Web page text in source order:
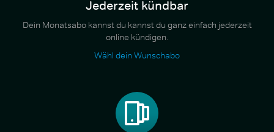
Jederzeit kündbar
Dein Monatsabo kannst du kannst du ganz einfach jederzeit
online kündigen.
Wähl dein Wunschabo